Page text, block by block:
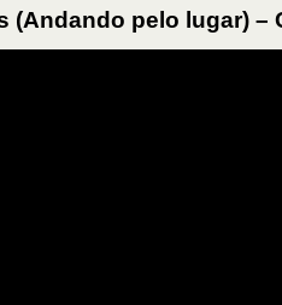
(Andando pelo lugar) –